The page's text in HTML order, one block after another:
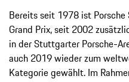
Bereits seit 1978 ist Porsche
Grand Prix, seit 2002
in der Stuttgarter Porsche-
auch 2019 wieder zum
Kategorie gewählt. Im